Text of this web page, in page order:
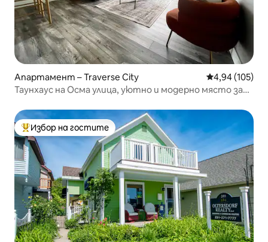
Апартамент – Traverse City Средна
4,94 (105)
Таунхаус на Осма улица, уютно и модерно място за
Най-популярен избор на гостите
Избор на гостите